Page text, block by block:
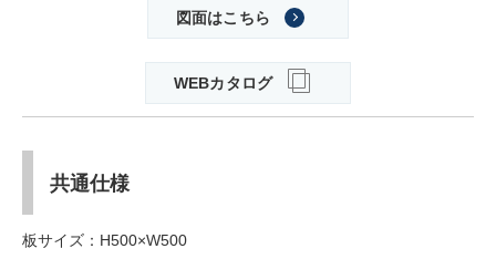
図面はこちら
WEBカタログ
共通仕様
板サイズ：H500×W500